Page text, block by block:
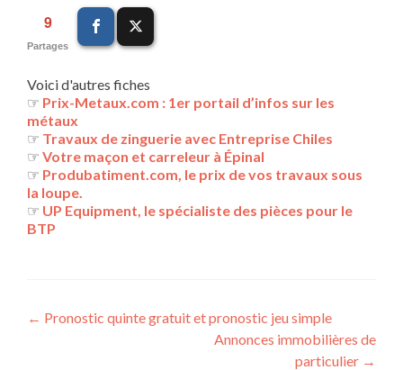
9
Partages
Voici d'autres fiches
☞ Prix-Metaux.com : 1er portail d’infos sur les
métaux
☞ Travaux de zinguerie avec Entreprise Chiles
☞ Votre maçon et carreleur à Épinal
☞ Produbatiment.com, le prix de vos travaux sous
la loupe.
☞ UP Equipment, le spécialiste des pièces pour le
BTP
Navigation
← Pronostic quinte gratuit et pronostic jeu simple
Annonces immobilières de
particulier →